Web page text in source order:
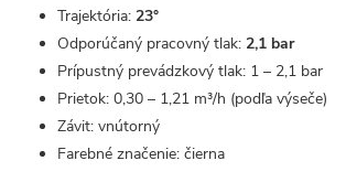
Trajektória: 23°
Odporúčaný pracovný tlak: 2,1 bar
Prípustný prevádzkový tlak: 1 – 2,1 bar
Prietok: 0,30 – 1,21 m³/h (podľa výseče)
Závit: vnútorný
Farebné značenie: čierna